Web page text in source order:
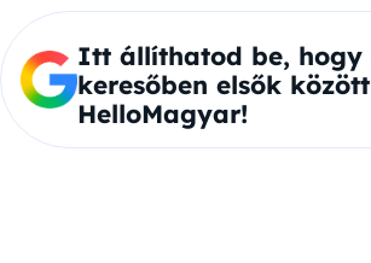
Itt állíthatod be, hogy
keresőben elsők
HelloMagyar!